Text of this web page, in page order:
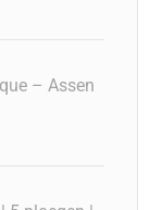
– Assen